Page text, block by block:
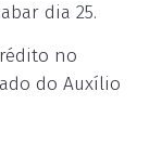
dia 25.
no
do Auxílio